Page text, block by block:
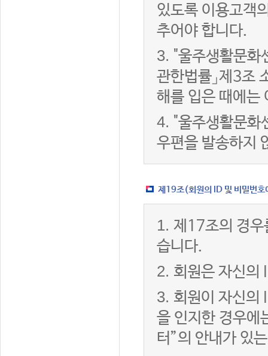
있도록 이용고객
추어야 합니다.
3. "울주생활문화
관한법률」제3조
해를 입은 때에는
4. "울주생활문화
우편을 발송하지
제19조(회원의 ID 및 비밀번호
1. 제17조의 경우
습니다.
2. 회원은 자신의
3. 회원이 자신의
을 인지한 경우에
터”의 안내가 있